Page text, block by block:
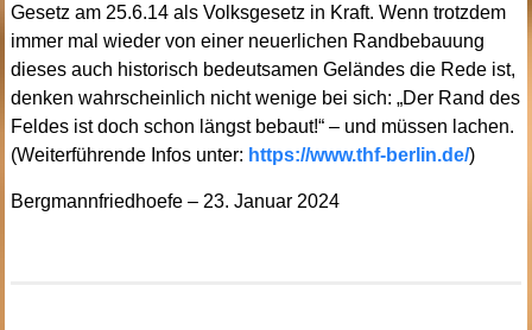
Gesetz am 25.6.14 als Volksgesetz in Kraft. Wenn trotzdem
immer mal wieder von einer neuerlichen Randbebauung
dieses auch historisch bedeutsamen Geländes die Rede ist,
denken wahrscheinlich nicht wenige bei sich: „Der Rand des
Feldes ist doch schon längst bebaut!“ – und müssen lachen.
(Weiterführende Infos unter: https://www.thf-berlin.de/)
Bergmannfriedhoefe – 23. Januar 2024